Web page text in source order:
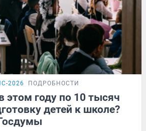
2026 ПОДРОБНОСТИ
этом году по 10 тысяч
детей к школе?